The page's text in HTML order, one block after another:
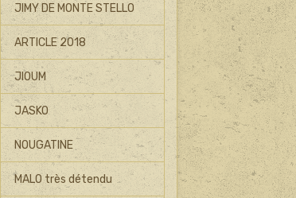
JIMY DE MONTE STELLO
ARTICLE 2018
JIOUM
JASKO
NOUGATINE
MALO très détendu